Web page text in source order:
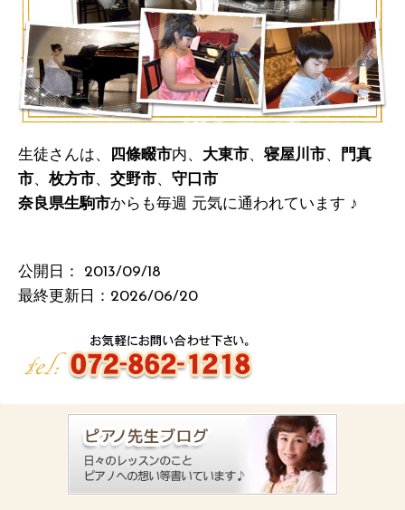
生徒さんは、 四條畷市内、 大東市、寝屋川市、
門真
市、枚方市、 交野市、 守口市
奈良県生駒市からも毎週 元気に通われています ♪
公開日： 2013/09/18
最終更新日：2026/06/20